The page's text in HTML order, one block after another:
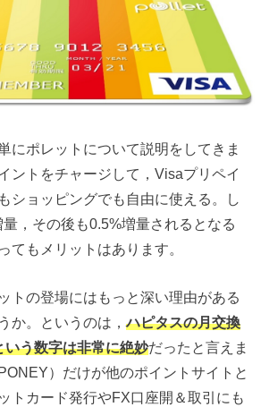
にポレットについて説明をしてきま
ントをチャージして，Visaプリペイ
ショッピングでも自由に使える。し
，その後も0.5%増量されるとなる
てもメリットはあります。
トの登場にはもっと深い理由がある
か。というのは，ハピタスの月交換
いう数字は非常に絶妙だったと言えま
）だけが他のポイントサイトと
トカード発行やFX口座開＆取引にも